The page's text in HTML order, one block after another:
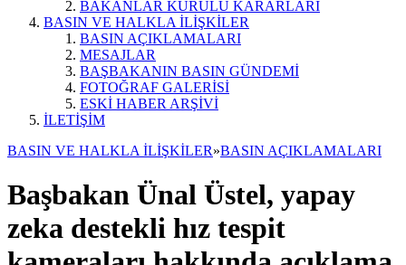
BAKANLAR KURULU KARARLARI
BASIN VE HALKLA İLİŞKİLER
BASIN AÇIKLAMALARI
MESAJLAR
BAŞBAKANIN BASIN GÜNDEMİ
FOTOĞRAF GALERİSİ
ESKİ HABER ARŞİVİ
İLETİŞİM
BASIN VE HALKLA İLİŞKİLER»BASIN AÇIKLAMALARI
Başbakan Ünal Üstel, yapay
zeka destekli hız tespit